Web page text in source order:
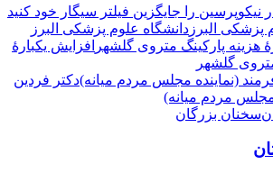
نیکوپرسین را جایگزین فیلتر سیگار خود کنید
دانشگاه علوم پزشکی البرز
افزایش یکبارۀ
گلشهر
دكتر فردين
مجلس مردم میانه)
سخنان بزرگان